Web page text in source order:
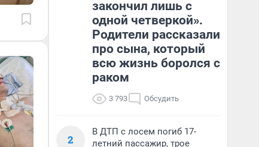
закончил лишь с
одной четверкой».
Родители рассказали
про сына, который
всю жизнь боролся с
раком
3 793 Обсудить
2
В ДТП с лосем погиб 17-
летний пассажир, трое